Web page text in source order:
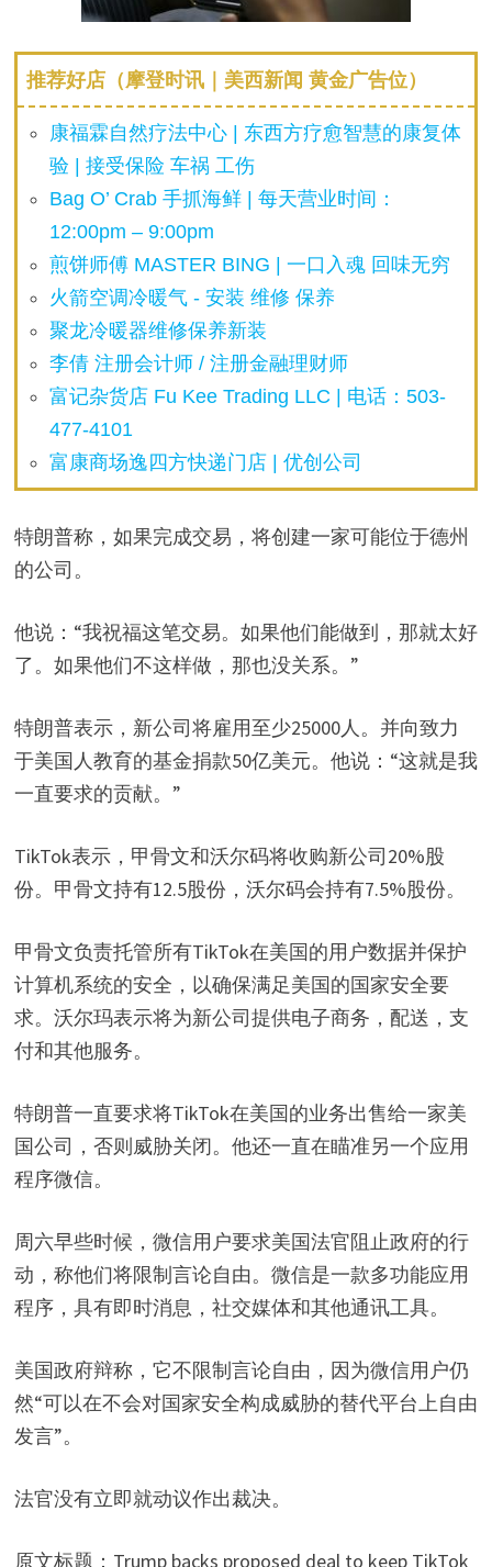
推荐好店（摩登时讯｜美西新闻 黄金广告位）
康福霖自然疗法中心 | 东西方疗愈智慧的康复体
验 | 接受保险 车祸 工伤
Bag O’ Crab 手抓海鲜 | 每天营业时间：
12:00pm – 9:00pm
煎饼师傅 MASTER BING | 一口入魂 回味无穷
火箭空调冷暖气 - 安装 维修 保养
聚龙冷暖器维修保养新装
李倩 注册会计师 / 注册金融理财师
富记杂货店 Fu Kee Trading LLC | 电话：503-
477-4101
富康商场逸四方快递门店 | 优创公司
特朗普称，如果完成交易，将创建一家可能位于德州
的公司。
他说：“我祝福这笔交易。如果他们能做到，那就太好
了。如果他们不这样做，那也没关系。”
特朗普表示，新公司将雇用至少25000人。并向致力
于美国人教育的基金捐款50亿美元。他说：“这就是我
一直要求的贡献。”
TikTok表示，甲骨文和沃尔码将收购新公司20%股
份。甲骨文持有12.5股份，沃尔码会持有7.5%股份。
甲骨文负责托管所有TikTok在美国的用户数据并保护
计算机系统的安全，以确保满足美国的国家安全要
求。沃尔玛表示将为新公司提供电子商务，配送，支
付和其他服务。
特朗普一直要求将TikTok在美国的业务出售给一家美
国公司，否则威胁关闭。他还一直在瞄准另一个应用
程序微信。
周六早些时候，微信用户要求美国法官阻止政府的行
动，称他们将限制言论自由。微信是一款多功能应用
程序，具有即时消息，社交媒体和其他通讯工具。
美国政府辩称，它不限制言论自由，因为微信用户仍
然“可以在不会对国家安全构成威胁的替代平台上自由
发言”。
法官没有立即就动议作出裁决。
原文标题：Trump backs proposed deal to keep TikTok